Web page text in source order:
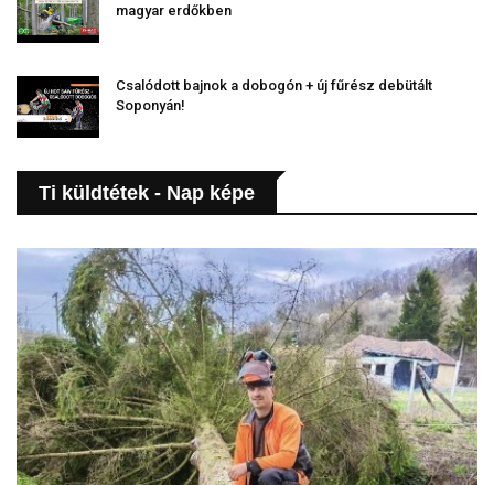
magyar erdőkben
Csalódott bajnok a dobogón + új fűrész debütált
Soponyán!
Ti küldtétek - Nap képe